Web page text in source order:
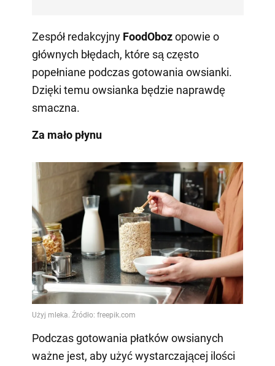
Zespół redakcyjny FoodObozopowie o
głównych błędach, które są często
popełniane podczas gotowania owsianki.
Dzięki temu owsianka będzie naprawdę
smaczna.
Za mało płynu
Podczas gotowania płatków owsianych
ważne jest, aby użyć wystarczającej ilości